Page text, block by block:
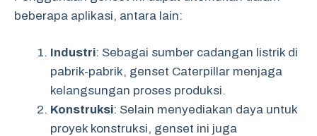
beberapa aplikasi, antara lain:
Industri: Sebagai sumber cadangan listrik di
pabrik-pabrik, genset Caterpillar menjaga
kelangsungan proses produksi.
Konstruksi: Selain menyediakan daya untuk
proyek konstruksi, genset ini juga